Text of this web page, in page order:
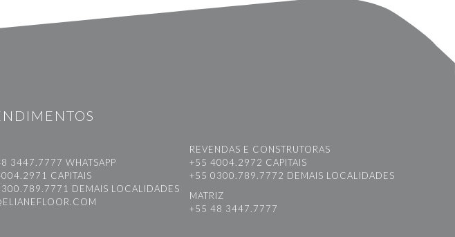
3447.7777 WHATSAPP
CAPITAIS
DEMAIS LOCALIDADES
REVENDAS E CONSTRUTORAS
+55 4004.2972 CAPITAIS
+55 0300.789.7772 DEMAIS LOCALIDADES
MATRIZ
+55 48 3447.7777